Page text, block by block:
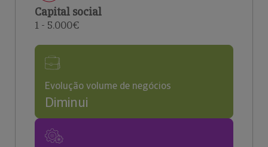
Capital social
1 - 5.000€
Evolução volume de negócios
Diminui